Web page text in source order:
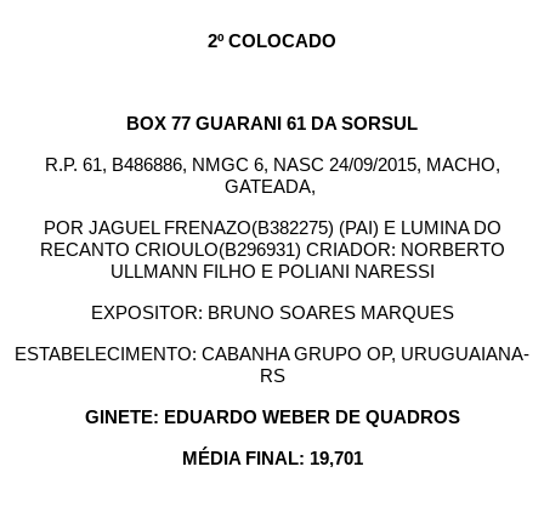
2º COLOCADO
BOX 77 GUARANI 61 DA SORSUL
R.P. 61, B486886, NMGC 6, NASC 24/09/2015, MACHO,
GATEADA,
POR JAGUEL FRENAZO(B382275) (PAI) E LUMINA DO
RECANTO CRIOULO(B296931) CRIADOR: NORBERTO
ULLMANN FILHO E POLIANI NARESSI
EXPOSITOR: BRUNO SOARES MARQUES
ESTABELECIMENTO: CABANHA GRUPO OP, URUGUAIANA-
RS
GINETE: EDUARDO WEBER DE QUADROS
MÉDIA FINAL: 19,701